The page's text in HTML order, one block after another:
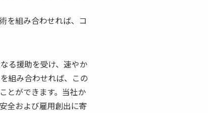
を組み合わせれば、コ
る援助を受け、速やか
組み合わせれば、この
とができます。当社か
全および雇用創出に寄